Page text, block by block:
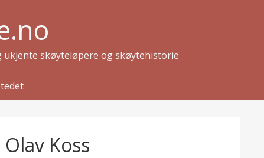
skøyteløpere og skøytehistorie
Koss